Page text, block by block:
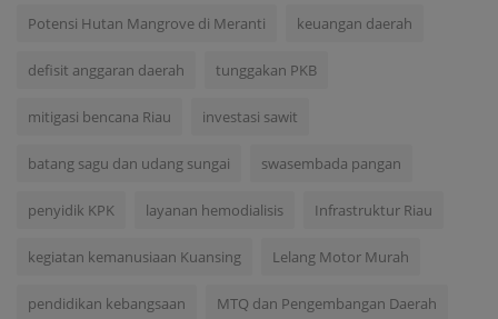
Potensi Hutan Mangrove di Meranti keuangan daerah
defisit anggaran daerah tunggakan PKB
mitigasi bencana Riau investasi sawit
batang sagu dan udang sungai swasembada pangan
penyidik KPK layanan hemodialisis Infrastruktur Riau
kegiatan kemanusiaan Kuansing Lelang Motor Murah
pendidikan kebangsaan MTQ dan Pengembangan Daerah